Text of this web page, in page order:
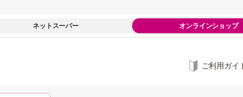
ネットスーパー オンラインショップ
ご利用ガイ